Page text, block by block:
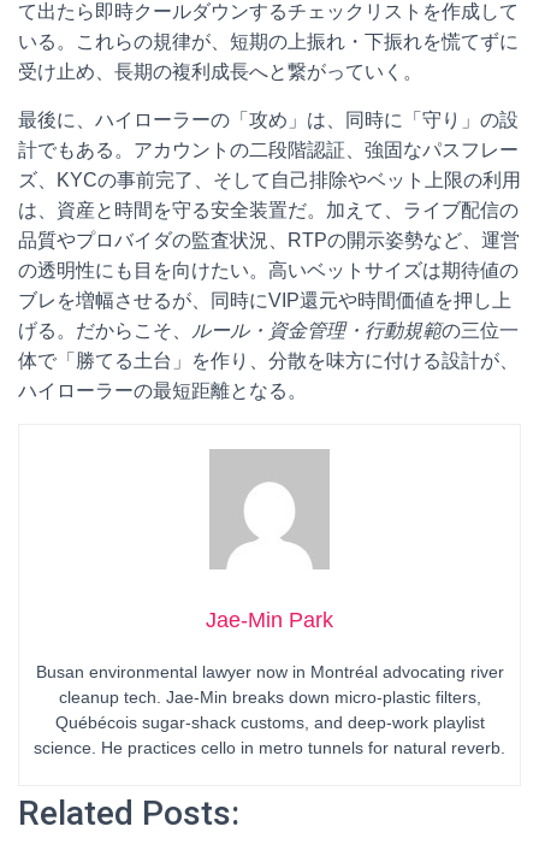
て出たら即時クールダウンするチェックリストを作成して
いる。これらの規律が、短期の上振れ・下振れを慌てずに
受け止め、長期の複利成長へと繋がっていく。
最後に、ハイローラーの「攻め」は、同時に「守り」の設
計でもある。アカウントの二段階認証、強固なパスフレー
ズ、KYCの事前完了、そして自己排除やベット上限の利用
は、資産と時間を守る安全装置だ。加えて、ライブ配信の
品質やプロバイダの監査状況、RTPの開示姿勢など、運営
の透明性にも目を向けたい。高いベットサイズは期待値の
ブレを増幅させるが、同時にVIP還元や時間価値を押し上
げる。だからこそ、
ルール・資金管理・行動規範の三位一
体で「勝てる土台」を作り、分散を味方に付ける設計が、
ハイローラーの最短距離となる。
Jae-Min Park
Busan environmental lawyer now in Montréal advocating river
cleanup tech. Jae-Min breaks down micro-plastic filters,
Québécois sugar-shack customs, and deep-work playlist
science. He practices cello in metro tunnels for natural reverb.
Related Posts: